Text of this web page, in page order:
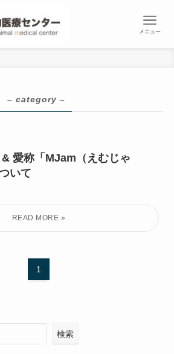
メニュー
– category –
愛称「MJam（えむじゃ
いて
1
検索